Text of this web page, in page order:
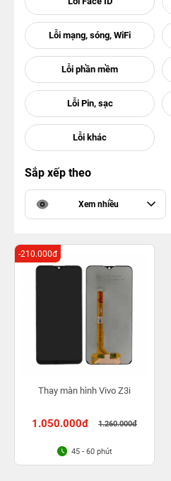
Sắp xếp theo
Xem nhiều
Thay màn hình Vivo Z3i
1.050.000đ 1.260.000đ
-210.000đ
45 - 60 phút